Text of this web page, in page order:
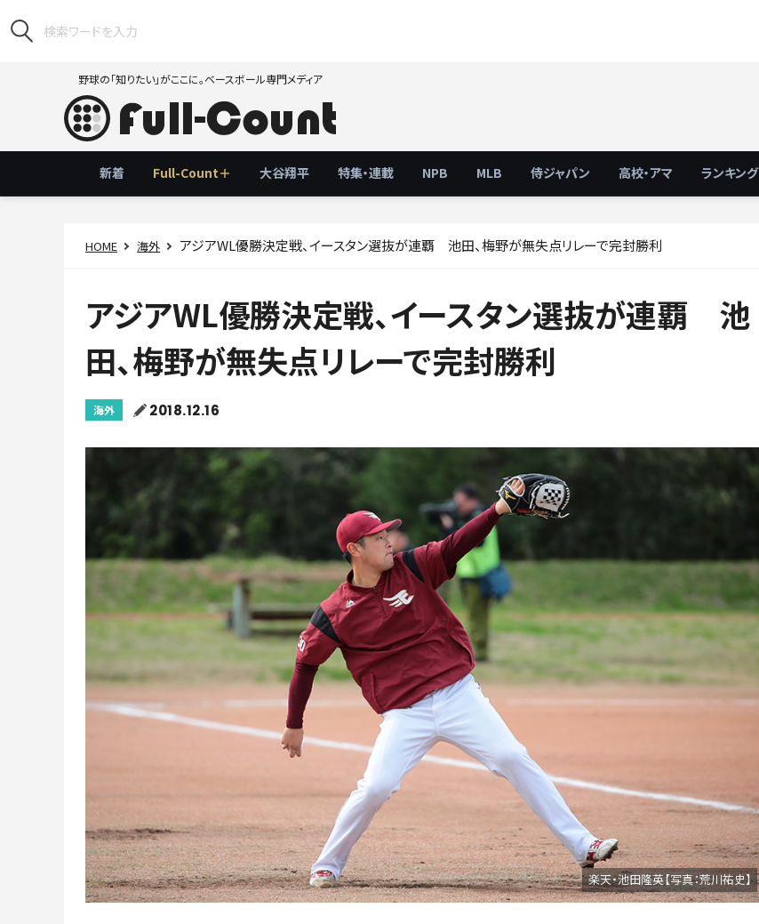
野球の「知りたい」がここに。ベースボール専門メディア
新着 Full-Count＋ 大谷翔平 特集・連載 NPB MLB 侍ジャパン 高校・アマ ランキング
HOME 海外 アジアWL優勝決定戦、イースタン選抜が連覇 池田、梅野が無失点リレーで完封勝利
アジアWL優勝決定戦、イースタン選抜が連覇 池
田、梅野が無失点リレーで完封勝利
海外 2018.12.16
楽天・池田隆英【写真：荒川祐史】